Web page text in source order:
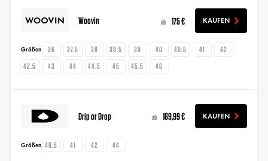
Woovin ab 175 € KAUFEN
Größen 36 37.5 38 38.5 39 40 40.5 41
42
42.5
43 44 44.5 45 45.5 46
Drip or Drop ab 169,99 € KAUFEN
Größen 40.5 41 42 44